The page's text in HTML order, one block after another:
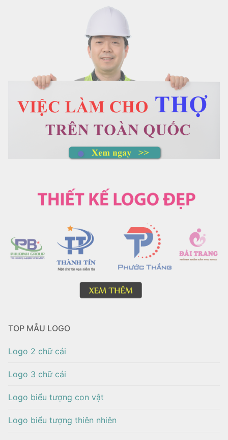
TOP MẪU LOGO
Logo 2 chữ cái
Logo 3 chữ cái
Logo biểu tượng con vật
Logo biểu tượng thiên nhiên